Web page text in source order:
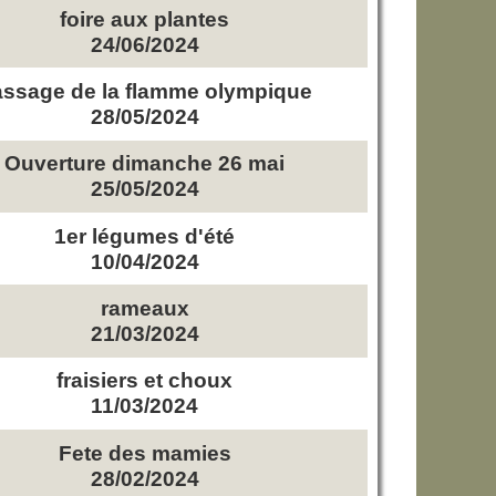
foire aux plantes
24/06/2024
de la flamme olympique
28/05/2024
Ouverture dimanche 26 mai
25/05/2024
1er légumes d'été
10/04/2024
rameaux
21/03/2024
fraisiers et choux
11/03/2024
Fete des mamies
28/02/2024